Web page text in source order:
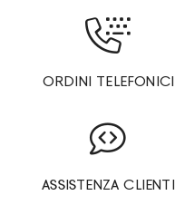
ORDINI TELEFONICI
ASSISTENZA CLIENTI